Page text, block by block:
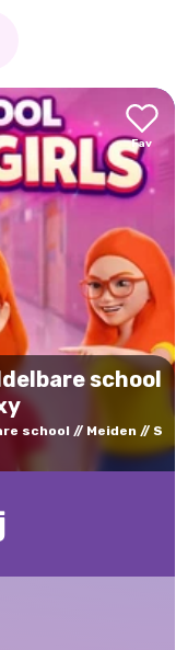
school
school Meiden
S